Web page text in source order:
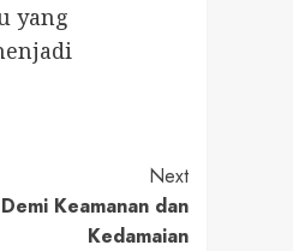
yang
Next
Keamanan dan
Kedamaian